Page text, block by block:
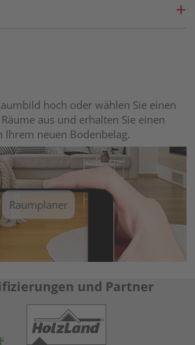
hoch oder wählen Sie einen
aus und erhalten Sie einen
Ihrem neuen Bodenbelag.
Raumplaner
und Partner